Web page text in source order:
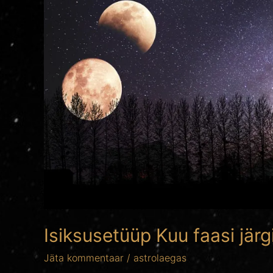
Isiksusetüüp Kuu faasi
Jäta kommentaar / astrolaegas